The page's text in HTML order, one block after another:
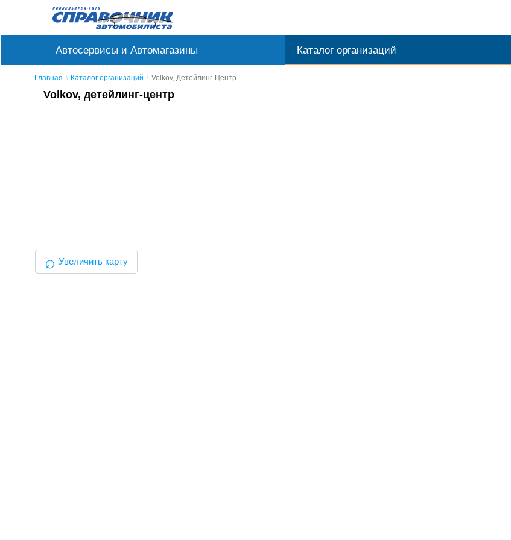
Автосервисы и Автомагазины Каталог организаций
Главная Каталог организаций Volkov, Детейлинг-Центр
Volkov, детейлинг-центр
⌕ Увеличить карту